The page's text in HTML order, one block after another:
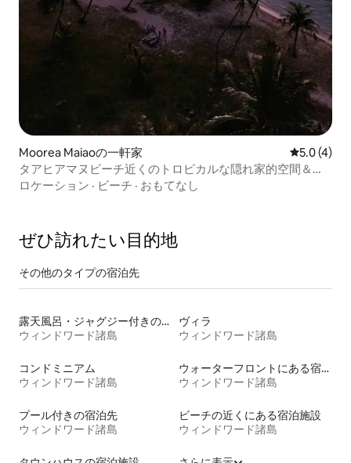
Moorea Maiaoの一軒家 レビュー4
5.0 (4)
タアヒアマヌビーチ近くのトロピカルな隠れ家的空間＆ス
パ
ロケーション · ビーチ · おもてなし
ぜひ訪⁠れ⁠た⁠い目⁠的⁠地
その他のタ⁠イ⁠プ⁠の宿⁠泊⁠先
露天風呂・ジャグジー付きの宿泊施設
ウィンドワード諸島
ヴィラ
ウィンドワード諸島
コンドミニアム
ウィンドワード諸島
ウォーターフロントにある宿泊施設
ウィンドワード諸島
プール付きの宿泊先
ウィンドワード諸島
ビーチの近くにある宿泊施設
ウィンドワード諸島